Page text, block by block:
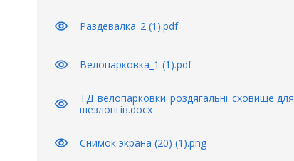
visibility Раздевалка_2 (1).pdf
visibility Велопарковка_1 (1).pdf
visibility
ТД_велопарковки_роздягальні_сховище для
шезлонгів.docx
visibility Снимок экрана (20) (1).png